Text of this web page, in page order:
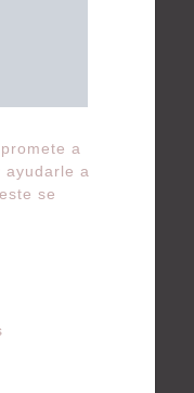
a
ayudarle a
se